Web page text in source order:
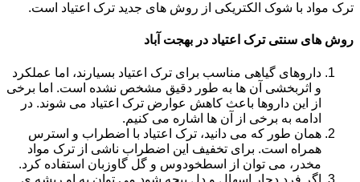
ترک مواد با شوک الکتریکی از روش های جدید ترک اعتیاد است.
روش های سنتی ترک اعتیاد در بهجت آباد
داروهای گیاهی مناسب برای ترک اعتیاد بسیارند، اما عملکرد
و اثربخشی آن ها به طور دقیق مشخص نشده است. اما برخی
از این داروها باعث کاهش عوارض ترک اعتیاد می شوند. در
ادامه به برخی از آن ها اشاره می کنیم.
همان طور که می دانید، ترک اعتیاد با اضطراب و استرس
همراه است. برای تخفیف این اضطراب ناشی از ترک مواد
مخدر، می توان از اسطخودوس و گل گاوزبان استفاده کرد.
اگر فرد دچار اسهال و دل پیچه شود می توان به او ریشه ی